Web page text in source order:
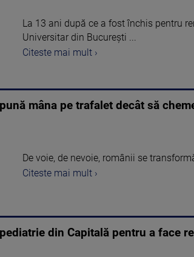
La 13 ani după ce a fost închis pentru
Universitar din București ...
Citeste mai mult ›
mâna pe trafalet decât să
De voie, de nevoie, românii se
Citeste mai mult ›
din Capitală pentru a face